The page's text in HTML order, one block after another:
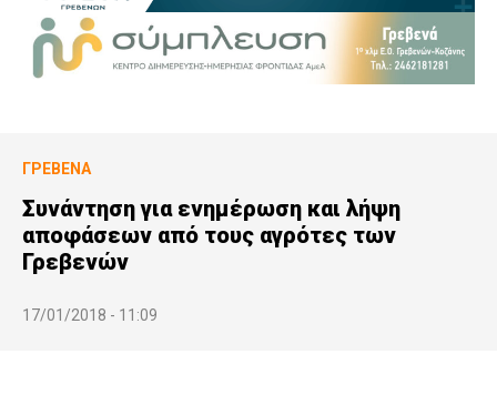
ΓΡΕΒΕΝΆ
Συνάντηση για ενημέρωση και λήψη
αποφάσεων από τους αγρότες των
Γρεβενών
17/01/2018 - 11:09